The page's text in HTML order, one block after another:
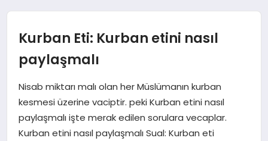
DINI BILGILER
Kurban Eti: Kurban etini nasıl
paylaşmalı
Nisab miktarı malı olan her Müslümanın kurban
kesmesi üzerine vaciptir. peki Kurban etini nasıl
paylaşmalı işte merak edilen sorulara vecaplar.
Kurban etini nasıl paylaşmalı Sual: Kurban eti